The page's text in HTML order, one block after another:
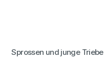
Sprossen und junge Triebe